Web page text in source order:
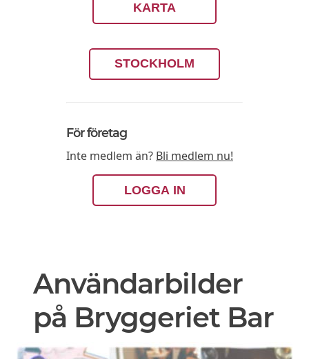
KARTA
STOCKHOLM
För företag
Inte medlem än? Bli medlem nu!
LOGGA IN
Användarbilder
på Bryggeriet Bar